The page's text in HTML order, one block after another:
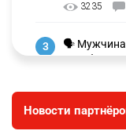
3235
3
🗣 Мужчина
заработал
🐏 Скота
Новости